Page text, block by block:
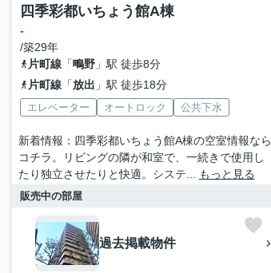
四季彩都いちょう館A棟
-
/築29年
片町線「鴫野」駅 徒歩8分
片町線「放出 」駅 徒歩18分
エレベーター オートロック 公共下水
新着情報：四季彩都いちょう館A棟の空室情報なら
コチラ。リビングの隣が和室で、一続きで使用し
たり独立させたりと快適。システ...
もっと見る
販売中の部屋
過去掲載物件